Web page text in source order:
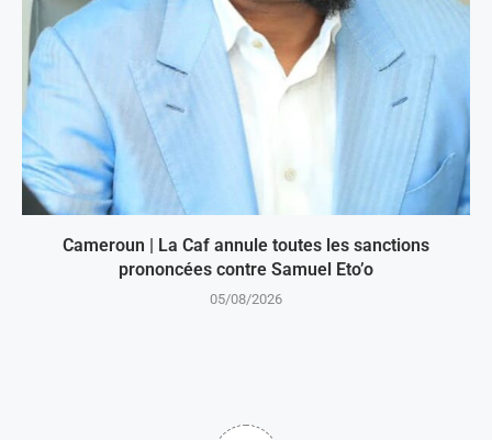
Cameroun | La Caf annule toutes les sanctions
prononcées contre Samuel Eto’o
05/08/2026